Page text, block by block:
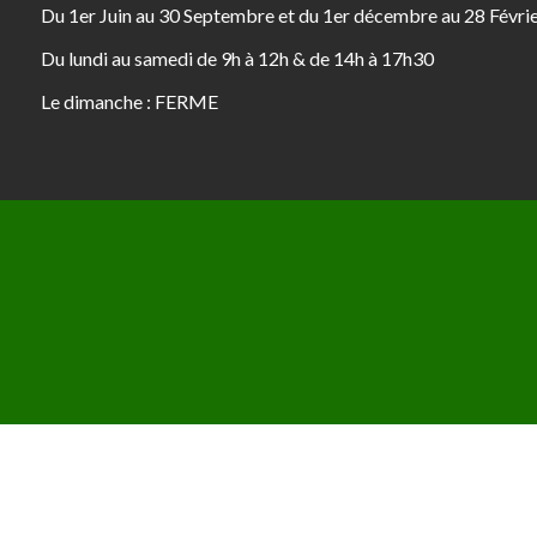
Du 1er Juin au 30 Septembre et du 1er décembre au 28
Du lundi au samedi de 9h à 12h & de 14h à 17h30
Le dimanche : FERME